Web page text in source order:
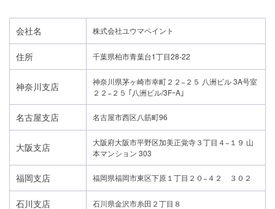
24時間365日対応
050-1883-0629
会社名 株式会社ユウマペイント
住所 千葉県柏市青葉台1丁目28-22
神奈川支店
神奈川県茅ヶ崎市幸町２２−２５ 八洲ビル 3A号室
２２−２５ ｢八洲ビル/3FｰA｣
名古屋支店 名古屋市西区八筋町96
大阪支店
大阪府大阪市平野区加美正覚寺３丁目４−１９ 山
本マンション 303
福岡支店 福岡県福岡市東区下原１丁目２０−４２ ３０２
石川支店 石川県金沢市糸田２丁目８